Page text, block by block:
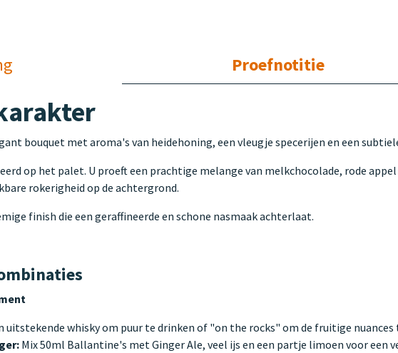
Proefnotitie
bouquet met aroma's van heidehoning, een vleugje specerijen en een
op het palet. U proeft een prachtige melange van melkchocolade, rode
rokerigheid op de achtergrond.
finish die een geraffineerde en schone nasmaak achterlaat.
uitstekende whisky om puur te drinken of "on the rocks" om de fruitige nuances
Mix 50ml Ballantine's met Ginger Ale, veel ijs en een partje limoen voor een